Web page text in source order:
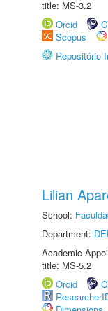
title: MS-3.2
Orcid
Scopus
Repositório
Lilian
School:
Department:
Academic
title: MS-5.2
Orcid